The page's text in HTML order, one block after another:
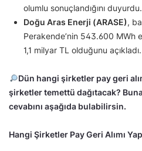
olumlu sonuçlandığını duyurdu.
Doğu Aras Enerji (ARASE),
Perakende’nin 543.600 MWh
1,1 milyar TL olduğunu açıkladı.
Dün hangi şirketler pay geri
şirketler temettü dağıtacak?
cevabını aşağıda bulabilirsin.
Hangi Şirketler Pay Geri Alımı